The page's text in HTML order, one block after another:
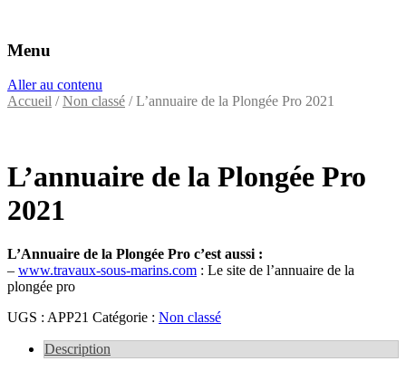
VAC Editions
Éditeurs d'annuaires professionnels
Menu
Aller au contenu
Accueil /Non classé / L’annuaire de la Plongée Pro 2021
L’annuaire de la Plongée Pro
2021
L’Annuaire de la Plongée Pro c’est aussi :
– www.travaux-sous-marins.com : Le site de l’annuaire de la
plongée pro
UGS : APP21 Catégorie : Non classé
Description